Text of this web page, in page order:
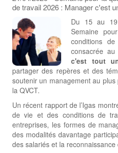
de travail 2026 : Manager c'est
Du 15 au
Semaine
conditions
consacrée
c'est tout
partager des repères et des
soutenir un management au
la QVCT.
Un récent rapport de l’Igas
de vie et des conditions de
entreprises, les formes de
des modalités davantage
des salariés et la reconnaissance